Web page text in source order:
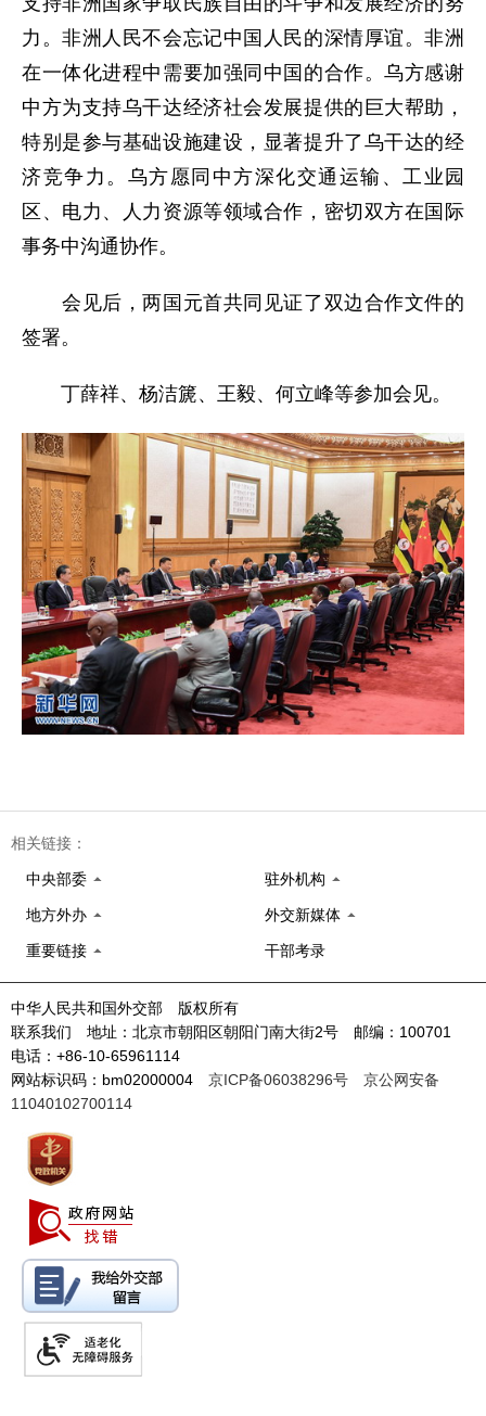
力。非洲人民不会忘记中国人民的深情厚谊。非洲
在一体化进程中需要加强同中国的合作。乌方感谢
中方为支持乌干达经济社会发展提供的巨大帮助，
特别是参与基础设施建设，显著提升了乌干达的经
济竞争力。乌方愿同中方深化交通运输、工业园
区、电力、人力资源等领域合作，密切双方在国际
事务中沟通协作。
会见后，两国元首共同见证了双边合作文件的
签署。
丁薛祥、杨洁篪、王毅、何立峰等参加会见。
相关链接：
中央部委 驻外机构
地方外办 外交新媒体
重要链接 干部考录
中华人民共和国外交部 版权所有
联系我们 地址：北京市朝阳区朝阳门南大街2号 邮编：100701
电话：+86-10-65961114
网站标识码：bm02000004 京ICP备06038296号
京公网安备
11040102700114